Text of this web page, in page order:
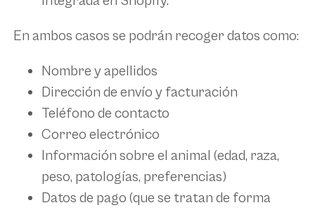
En ambos casos se podrán recoger datos como:
Nombre y apellidos
Dirección de envío y facturación
Teléfono de contacto
Correo electrónico
Información sobre el animal (edad, raza,
peso, patologías, preferencias)
Datos de pago (que se tratan de forma